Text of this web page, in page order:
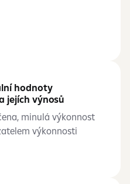
hodnoty
jejích výnosů
minulá výkonnost
výkonnosti